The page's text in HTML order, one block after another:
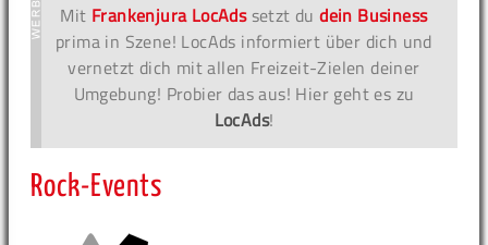
Mit Frankenjura LocAdssetzt dudein Business
prima in Szene! LocAds informiert über dich und
vernetzt dich mit allen Freizeit-Zielen deiner
Umgebung! Probier das aus! Hier geht es zu
LocAds!
Rock-Events